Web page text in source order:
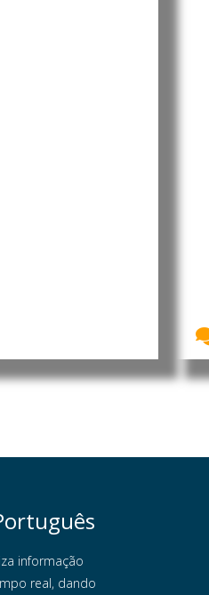
informação
real, dando